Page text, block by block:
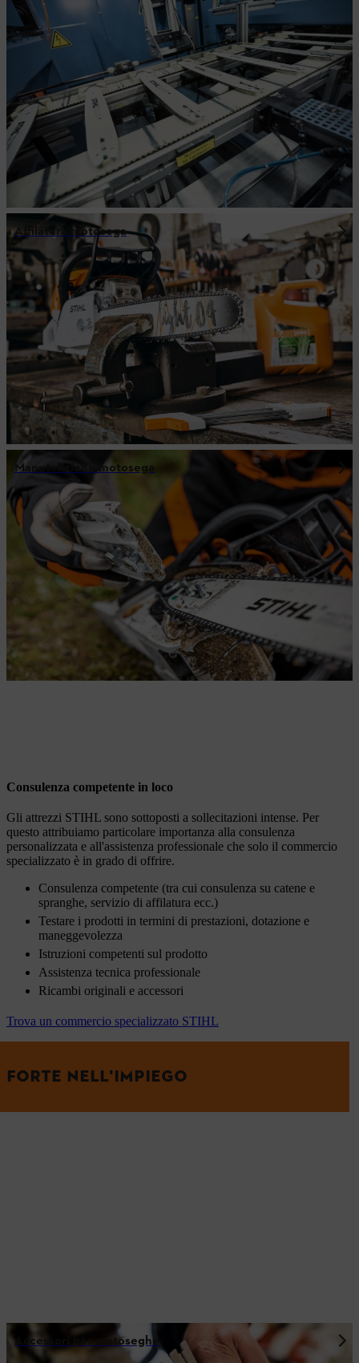
Affilatura motosega
Manutenzione motosega
Consulenza competente in loco
Gli attrezzi STIHL sono sottoposti a sollecitazioni intense. Per
questo attribuiamo particolare importanza alla consulenza
personalizzata e all'assistenza professionale che solo il commercio
specializzato è in grado di offrire.
Consulenza competente (tra cui consulenza su catene e
spranghe, servizio di affilatura ecc.)
Testare i prodotti in termini di prestazioni, dotazione e
maneggevolezza
Istruzioni competenti sul prodotto
Assistenza tecnica professionale
Ricambi originali e accessori
Trova un commercio specializzato STIHL
FORTE NELL'IMPIEGO
Accessori per motoseghe